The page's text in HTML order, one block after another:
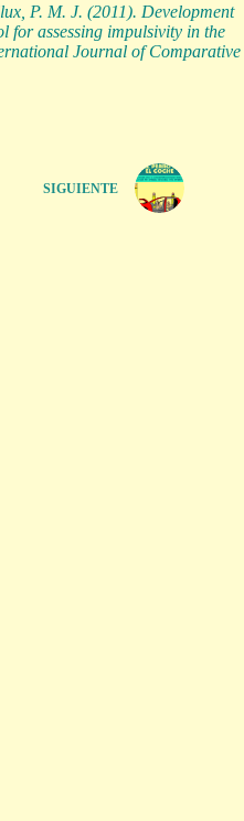
P. M. J. (2011). Development
for assessing impulsivity in the
Journal of Comparative
SIGUIENTE